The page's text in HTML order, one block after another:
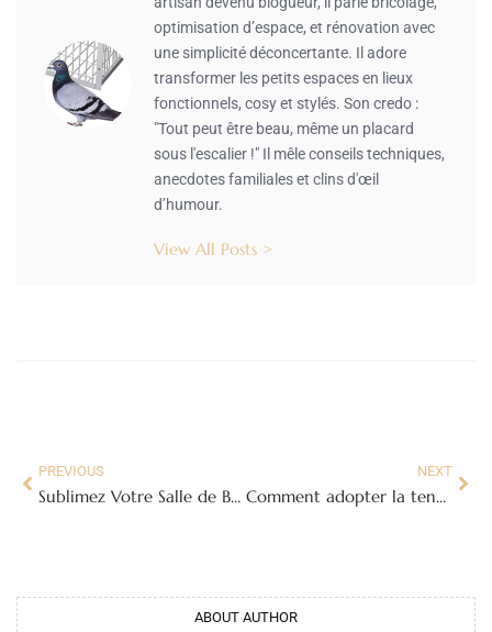
optimisation d’espace, et rénovation avec
une simplicité déconcertante. Il adore
transformer les petits espaces en lieux
fonctionnels, cosy et stylés. Son credo :
"Tout peut être beau, même un placard
sous l'escalier !" Il mêle conseils techniques,
anecdotes familiales et clins d'œil
d’humour.
View All Posts >
PREVIOUS
Sublimez Votre Salle de Bain : Idées et Tendances de Décoration Murale
NEXT
Comment adopter la tendance du carrelage travertin pour un intérieur élégant
ABOUT AUTHOR